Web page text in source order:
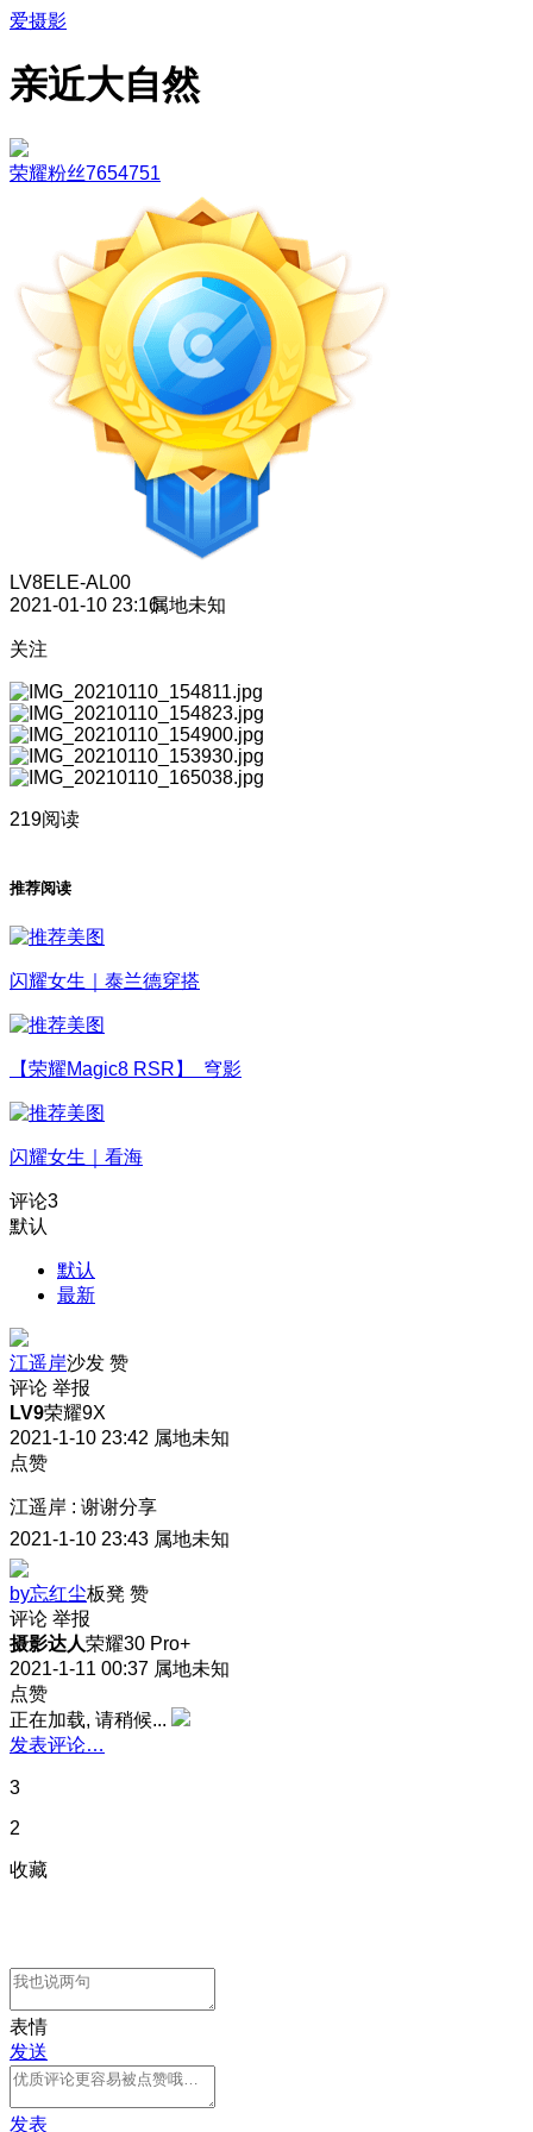
爱摄影
亲近大自然
荣耀粉丝7654751
LV8ELE-AL00
2021-01-10 23:16属地未知
关注
219阅读
推荐阅读
闪耀女生｜泰兰德穿搭
【荣耀Magic8 RSR】 穹影
闪耀女生｜看海
评论3
默认
默认
最新
江遥岸沙发 赞
评论 举报
LV9荣耀9X
2021-1-10 23:42 属地未知
点赞
江遥岸 : 谢谢分享
2021-1-10 23:43 属地未知
by忘红尘板凳 赞
评论 举报
摄影达人荣耀30 Pro+
2021-1-11 00:37 属地未知
点赞
正在加载, 请稍候...
发表评论…
3
2
收藏
表情
发送
发表